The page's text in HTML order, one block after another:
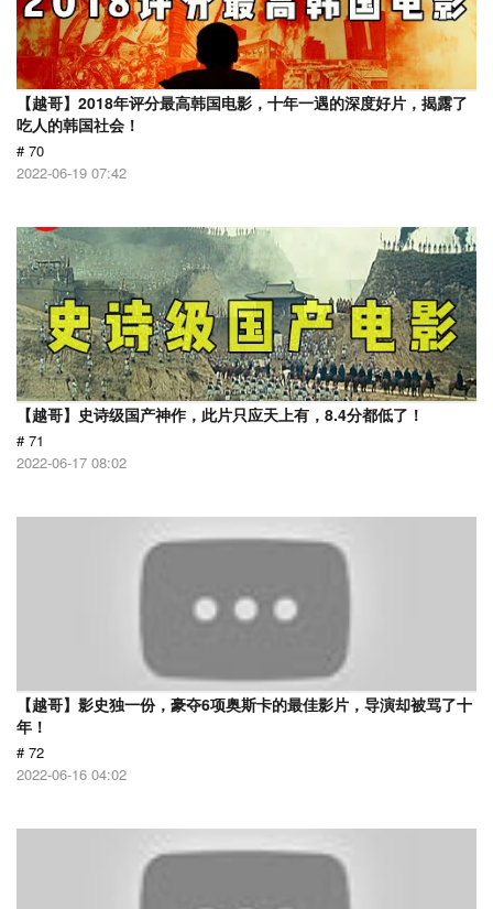
【越哥】2018年评分最高韩国电影，十年一遇的深度好片，揭露了
吃人的韩国社会！
# 70
2022-06-19 07:42
【越哥】史诗级国产神作，此片只应天上有，8.4分都低了！
# 71
2022-06-17 08:02
【越哥】影史独一份，豪夺6项奥斯卡的最佳影片，导演却被骂了十
年！
# 72
2022-06-16 04:02